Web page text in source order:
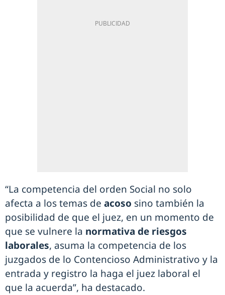
“La competencia del orden Social no solo
afecta a los temas de acoso sino también la
posibilidad de que el juez, en un momento de
que se vulnere la normativa de riesgos
laborales, asuma la competencia de los
juzgados de lo Contencioso Administrativo y la
entrada y registro la haga el juez laboral el
que la acuerda”, ha destacado.